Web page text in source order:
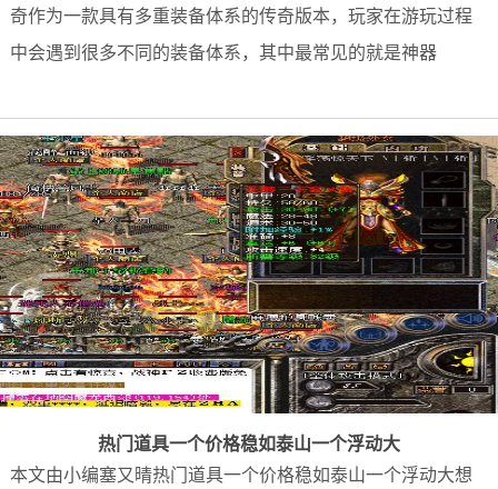
奇作为一款具有多重装备体系的传奇版本，玩家在游玩过程
中会遇到很多不同的装备体系，其中最常见的就是神器
热门道具一个价格稳如泰山一个浮动大
本文由小编塞又晴热门道具一个价格稳如泰山一个浮动大想